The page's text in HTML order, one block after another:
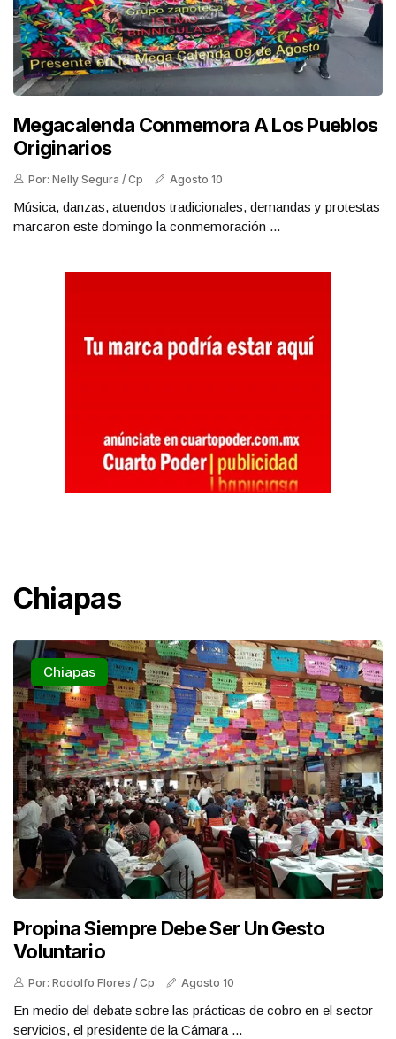
Megacalenda Conmemora A Los Pueblos
Originarios
Por: Nelly Segura / Cp Agosto 10
Música, danzas, atuendos tradicionales, demandas y protestas
marcaron este domingo la conmemoración ...
Chiapas
Chiapas
Propina Siempre Debe Ser Un Gesto
Voluntario
Por: Rodolfo Flores / Cp Agosto 10
En medio del debate sobre las prácticas de cobro en el sector
servicios, el presidente de la Cámara ...